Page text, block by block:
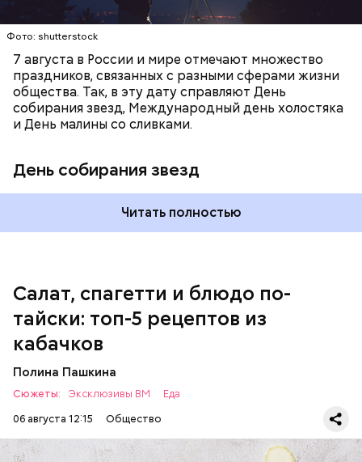
Фото: shutterstock
7 августа в России и мире отмечают множество
праздников, связанных с разными сферами жизни
общества. Так, в эту дату справляют День
собирания звезд, Международный день холостяка
и День малины со сливками.
День собирания звезд
Читать полностью
Салат, спагетти и блюдо по-
тайски: топ-5 рецептов из
кабачков
Полина Пашкина
Сюжеты: Эксклюзивы ВМ
Еда
06 августа 12:15
Общество
чеснок;